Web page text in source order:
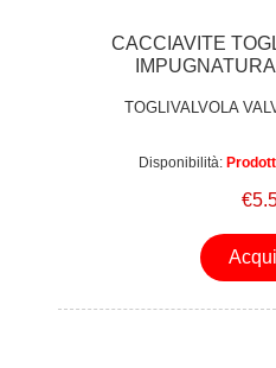
CACCIAVITE
TOGLIVALVOLA
Disponibilità: